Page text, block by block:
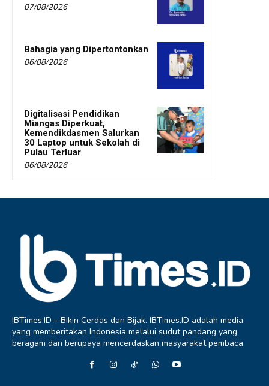
07/08/2026
Bahagia yang Dipertontonkan
06/08/2026
Digitalisasi Pendidikan
Miangas Diperkuat,
Kemendikdasmen Salurkan
30 Laptop untuk Sekolah di
Pulau Terluar
06/08/2026
IBTimes.ID – Bikin Cerdas dan Bijak. IBTimes.ID adalah media
yang memberitakan Indonesia melalui sudut pandang yang
beragam dan berupaya mencerdaskan masyarakat pembaca.